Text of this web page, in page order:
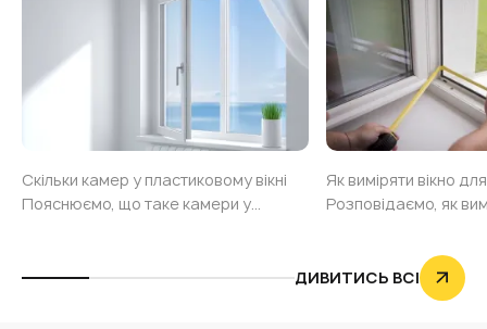
Скільки камер у пластиковому вікні
Пояснюємо, що таке камери у
безпомилково визначити їхню
Як виміряти вікно для
Розповідаємо, як
помилки в цьому
знати заздалегідь.
виграєте, якщо
ДИВИТИСЬ ВСІ